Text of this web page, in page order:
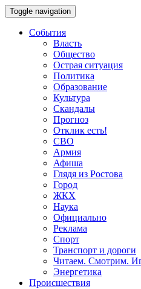
Toggle navigation
События
Власть
Общество
Острая ситуация
Политика
Образование
Культура
Скандалы
Прогноз
Отклик есть!
СВО
Армия
Афиша
Глядя из Ростова
Город
ЖКХ
Наука
Официально
Реклама
Спорт
Транспорт и дороги
Читаем. Смотрим.
Энергетика
Происшествия